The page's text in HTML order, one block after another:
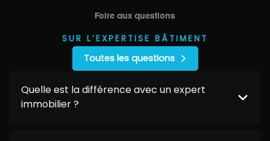
Foire aux questions
SUR L’EXPERTISE BÂTIMENT
Toutes les questions
Quelle est la différence avec un expert
immobilier ?